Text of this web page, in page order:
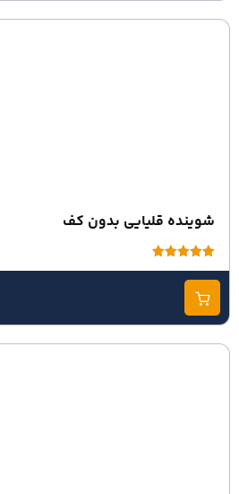
شوینده قلیایی بدون کف
امتیاز5.00
از 5